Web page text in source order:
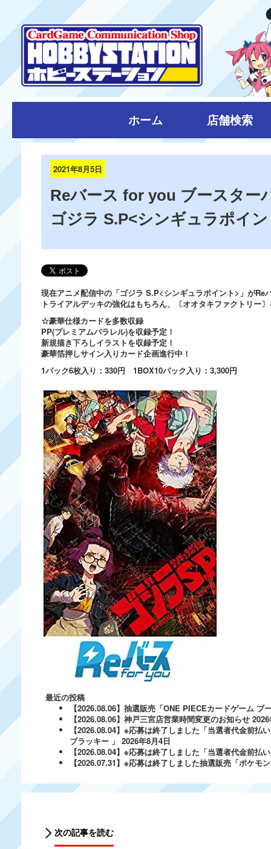
ホーム 店舗検索
2021年8月5日
Reバース for you ブースター
ゴジラ S.P<シンギュラポイ
現在アニメ配信中の「ゴジラ S.P<シンギュラポイント>」がRe
トライアルデッキの強化はもちろん、〔オオタキファクトリー
☆豪華仕様カードを多数収録
PP(プレミアムパラレル)を収録予定！
新規描き下ろしイラストを収録予定！
豪華箔押しサイン入りカード企画進行中！
1パック6枚入り ：330円 1BOX10パック入り ：3,300円
最近の投稿
【2026.08.06】抽選販売「ONE PIECEカードゲーム ブ
【2026.08.06】神戸三宮店営業時間変更のお知らせ
【2026.08.04】※応募は終了しました「当選者代金前
ブラッキー 」 2026年8月4日
【2026.08.04】※応募は終了しました「当選者代金前
【2026.07.31】※応募は終了しました抽選販売「ポケ
次の記事を読む